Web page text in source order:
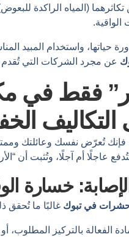
(المياه الراكدة
الواقية.
واستخدام المبيد
عن مجرد الشركات التي
فقط في
فإنك تُعرّض نفسك وعائلتك
عاجلًا أم آجلًا، وتُثبت أن
خسارة
في تبوك غالبًا ما تُحقق
الفعالة بالتركيز المطلوب،